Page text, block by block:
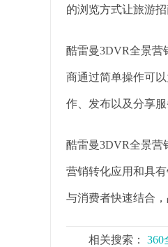
的浏览方式让旅游
酷雷曼3DVR全景营
商通过简单操作可
作、发布以及分享服
酷雷曼3DVR全景营
营销转化应用和具
与消费者快速结合
相关搜索： 360